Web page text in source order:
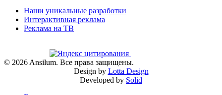
Наши уникальные разработки
Интерактивная реклама
Реклама на ТВ
© 2026 Ansilum. Все права защищены.
Design by Lotta Design
Developed by Solid